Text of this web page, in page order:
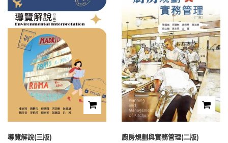
導覽解說(三版) 廚房規劃與實務管理(二版)